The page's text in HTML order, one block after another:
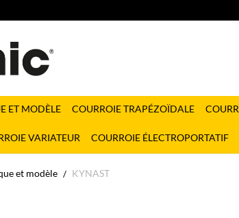
ET MODÈLE COURROIE TRAPÉZOÏDALE
VARIATEUR COURROIE ÉLECTROPORTATIF
et modèle KYNAST